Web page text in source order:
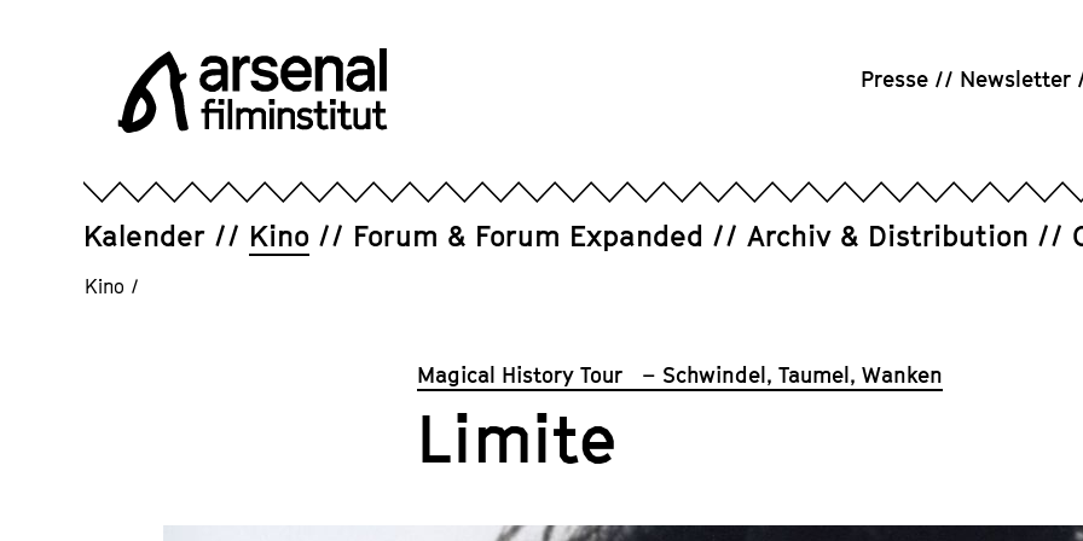
Filminstitut
Presse Newsletter
Kalender Kino Forum & Forum Expanded Archiv & Distribution
Kino /
Magical History Tour – Schwindel, Taumel, Wanken
Limite